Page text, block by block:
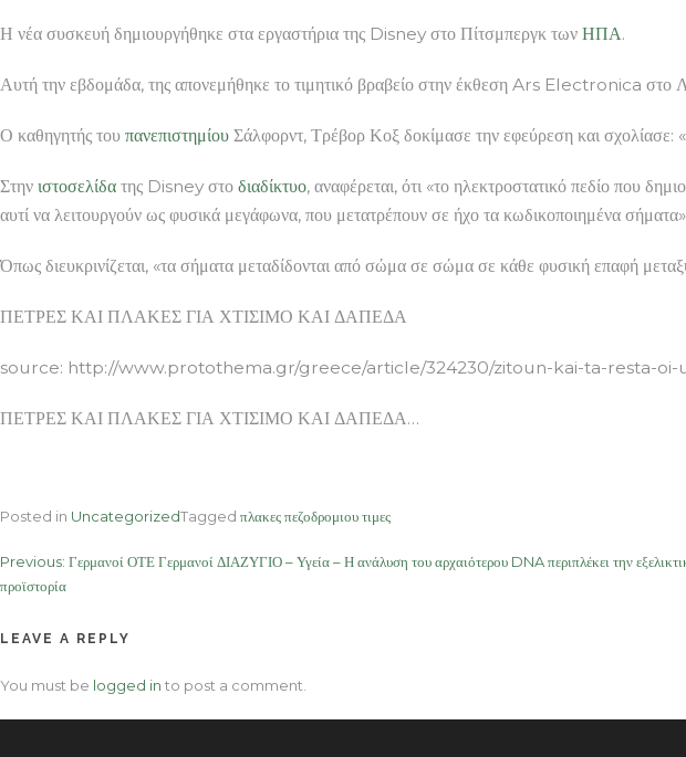
Η νέα συσκευή δημιουργήθηκε στα εργαστήρια της Disney στο Πίτσμπεργκ των ΗΠΑ.
Αυτή την εβδομάδα, της απονεμήθηκε το τιμητικό βραβείο στην έκθεση Ars Electronica στο
Ο καθηγητής του πανεπιστημίου Σάλφορντ, Τρέβορ Κοξ δοκίμασε την εφεύρεση και σχολίασε:
Στην ιστοσελίδα της Disney στο διαδίκτυο, αναφέρεται, ότι «το ηλεκτροστατικό πεδίο που
αυτί να λειτουργούν ως φυσικά μεγάφωνα, που μετατρέπουν σε ήχο τα κωδικοποιημένα
Όπως διευκρινίζεται, «τα σήματα μεταδίδονται από σώμα σε σώμα σε κάθε φυσική επαφή
ΠΕΤΡΕΣ ΚΑΙ ΠΛΑΚΕΣ ΓΙΑ ΧΤΙΣΙΜΟ ΚΑΙ ΔΑΠΕΔΑ
source: http://www.protothema.gr/greece/article/324230/zitoun-kai-ta-resta-
ΠΕΤΡΕΣ ΚΑΙ ΠΛΑΚΕΣ ΓΙΑ ΧΤΙΣΙΜΟ ΚΑΙ ΔΑΠΕΔΑ…
Posted in UncategorizedTagged πλακες πεζοδρομιου τιμες
Post
navigation
Previous: Γερμανοί ΟΤΕ Γερμανοί ΔΙΑΖΥΓΙΟ – Υγεία – Η ανάλυση του αρχαιότερου DNA περιπλέκει την
προϊστορία
LEAVE A REPLY
You must be logged in to post a comment.